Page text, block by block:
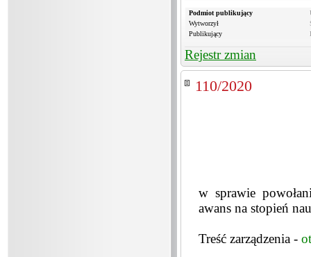
Podmiot publikujący
Wytworzył
Publikujący
Rejestr zmian
110/2020
w sprawie
awans na stopień
Treść zarządzenia -